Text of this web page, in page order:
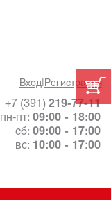
Вход| Регистрация
+7 (391) 219-77-11
пн-пт: 09:00 - 18:00
сб: 09:00 - 17:00
вс: 10:00 - 17:00